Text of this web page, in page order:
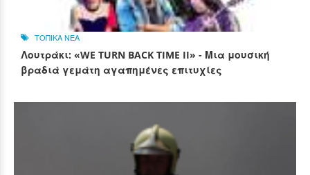
ΤΟΠΙΚΑ ΝΕΑ
Λουτράκι: «WE TURN BACK TIME II» - Μια μουσική
βραδιά γεμάτη αγαπημένες επιτυχίες